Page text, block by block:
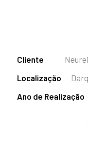
Cliente
Localização
Ano de Realização